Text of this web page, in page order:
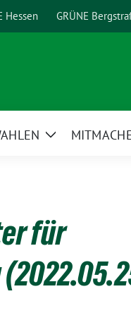
Hessen GRÜNE
Zeige
für